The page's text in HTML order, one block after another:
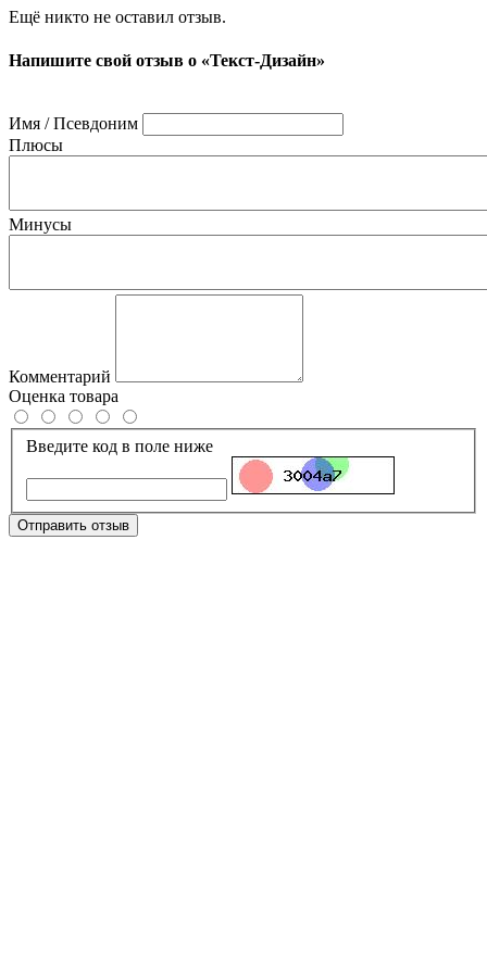
Ещё никто не оставил отзыв.
Напишите свой отзыв о «Текст-Дизайн»
Имя / Псевдоним
Плюсы
Минусы
Комментарий
Оценка товара
Введите код в поле ниже
Отправить отзыв